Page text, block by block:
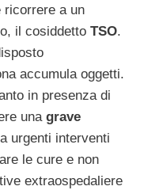
ricorrere a un
il cosiddetto TSO.
accumula oggetti.
in presenza di
una grave
urgenti interventi
le cure e non
extraospedaliere